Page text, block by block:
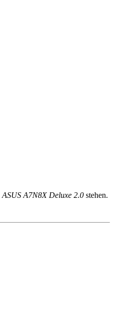
ASUS A7N8X Deluxe 2.0 stehen.